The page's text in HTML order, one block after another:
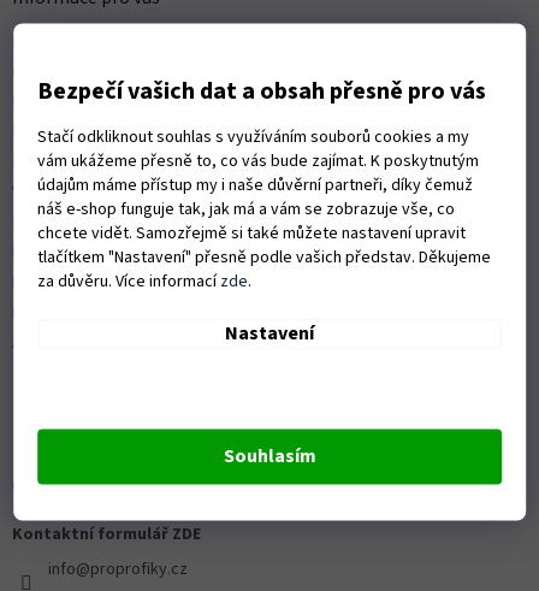
Bezpečí vašich dat a obsah přesně pro vás
Stačí odkliknout souhlas s využíváním souborů cookies a my
vám ukážeme přesně to, co vás bude zajímat. K poskytnutým
údajům máme přístup my i naše důvěrní partneři, díky čemuž
náš e-shop funguje tak, jak má a vám se zobrazuje vše, co
chcete vidět. Samozřejmě si také můžete nastavení upravit
tlačítkem "Nastavení" přesně podle vašich představ. Děkujeme
za důvěru. Více informacízde.
Nastavení
Souhlasím
Ochrana osobních údajů
Možnosti dopravy
Platební možnosti
Vrácení zboží a reklamace
Nákup na splátky
ISO 9001:2015
Politika kvality
Autorizovaný servis Husqvarna
OZVĚTE SE NÁM
Kontaktní formulář ZDE
info@proprofiky.cz